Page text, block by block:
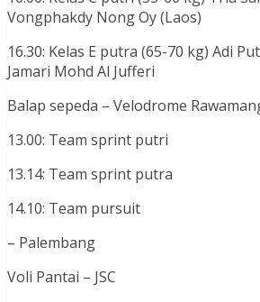
Vongphakdy Nong Oy (Laos)
16.30: Kelas E putra (65-70 kg) Adi
Jamari Mohd Al Jufferi
Balap sepeda – Velodrome
13.00: Team sprint putri
13.14: Team sprint putra
14.10: Team pursuit
– Palembang
Voli Pantai – JSC